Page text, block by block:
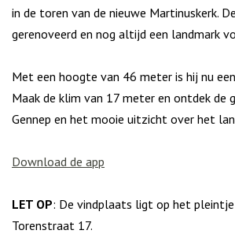
in de toren van de nieuwe Martinuskerk.
gerenoveerd en nog altijd een landmark
Met een hoogte van 46 meter is hij nu
Maak de klim van 17 meter en ontdek de
Gennep en het mooie uitzicht over het
Download de app
LET OP: De vindplaats ligt op het
Torenstraat 17.